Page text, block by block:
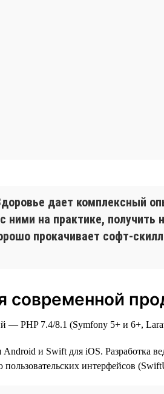
дает комплексный
с ними на практике,
прокачивает софт-
современной
— PHP 7.4/8.1 (Symfony 5+ и 6+,
и Swift для iOS. Разработка
интерфейсов